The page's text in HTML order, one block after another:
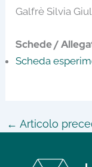
Galfrè Silvia
Schede /
Scheda
← Articolo